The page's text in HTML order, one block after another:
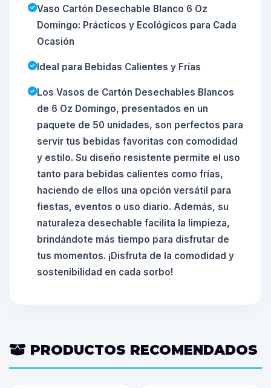
Vaso Cartón Desechable Blanco 6 Oz
Domingo: Prácticos y Ecológicos para Cada
Ocasión
Ideal para Bebidas Calientes y Frías
Los Vasos de Cartón Desechables Blancos
de 6 Oz Domingo, presentados en un
paquete de 50 unidades, son perfectos para
servir tus bebidas favoritas con comodidad
y estilo. Su diseño resistente permite el uso
tanto para bebidas calientes como frías,
haciendo de ellos una opción versátil para
fiestas, eventos o uso diario. Además, su
naturaleza desechable facilita la limpieza,
brindándote más tiempo para disfrutar de
tus momentos. ¡Disfruta de la comodidad y
sostenibilidad en cada sorbo!
PRODUCTOS RECOMENDADOS